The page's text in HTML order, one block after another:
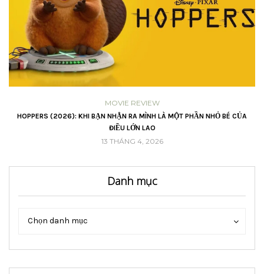
MOVIE REVIEW
HOPPERS (2026): KHI BẠN NHẬN RA MÌNH LÀ MỘT PHẦN NHỎ BÉ CỦA
ĐIỀU LỚN LAO
13 THÁNG 4, 2026
Danh mục
Chọn danh mục
Danh